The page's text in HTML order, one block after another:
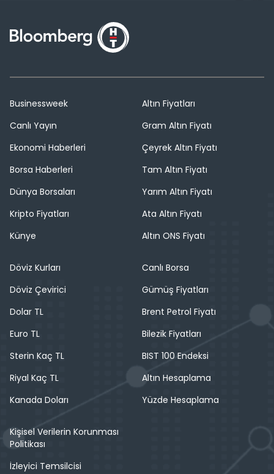
Businessweek
Canlı Yayın
Ekonomi Haberleri
Borsa Haberleri
Dünya Borsaları
Kripto Fiyatları
Künye
Altın Fiyatları
Gram Altın Fiyatı
Çeyrek Altın Fiyatı
Tam Altın Fiyatı
Yarım Altın Fiyatı
Ata Altın Fiyatı
Altın ONS Fiyatı
Döviz Kurları
Döviz Çevirici
Dolar TL
Euro TL
Sterin Kaç TL
Riyal Kaç TL
Kanada Doları
Canlı Borsa
Gümüş Fiyatları
Brent Petrol Fiyatı
Bilezik Fiyatları
BIST 100 Endeksi
Altın Hesaplama
Yüzde Hesaplama
Kişisel Verilerin Korunması
Politikası
İzleyici Temsilcisi